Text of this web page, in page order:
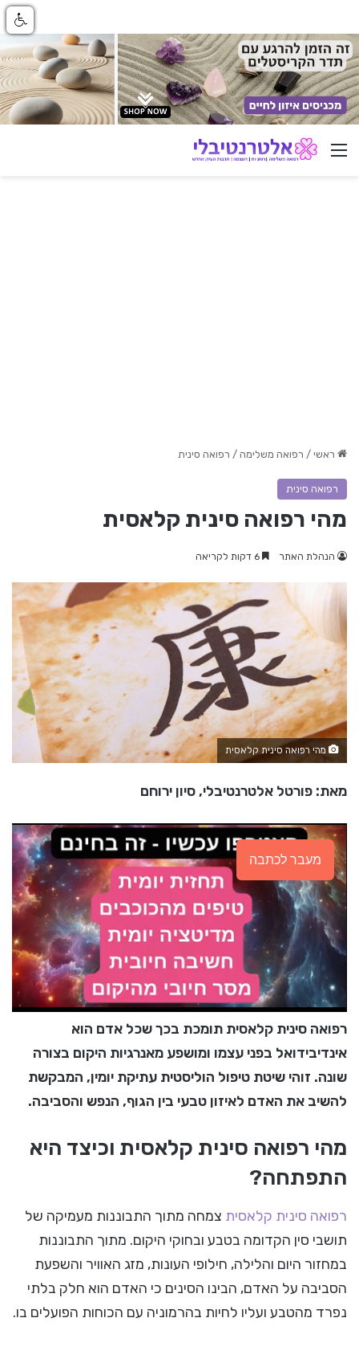
ניווט באתר
ראשי / רפואה משלימה / רפואה סינית
רפואה סינית
מהי רפואה סינית קלאסית
הנהלת האתר
מהי רפואה סינית קלאסית
מאת: פורטל אלטרנטיבלי, סיון ירוחם
מעבר לכתבה
רפואה סינית קלאסית תומכת בכך שכל אדם הוא
אינדיבידואל בפני עצמו ומושפע מאנרגיות היקום בצורה
שונה. זוהי שיטת טיפול הוליסטית עתיקת יומין, המבקשת
להשיב את האדם לאיזון טבעי בין הגוף, הנפש והסביבה.
מהי רפואה סינית קלאסית וכיצד היא
התפתחה?
רפואה סינית קלאסית צמחה מתוך התבוננות מעמיקה של
תושבי סין הקדומה בטבע ובחוקי היקום. מתוך התבוננות
במחזור היום והלילה, חילופי העונות, מזג האוויר והשפעת
הסביבה על האדם, הבינו הסינים כי האדם הוא חלק בלתי
נפרד מהטבע ועליו לחיות בהרמוניה עם הכוחות הפועלים בו.